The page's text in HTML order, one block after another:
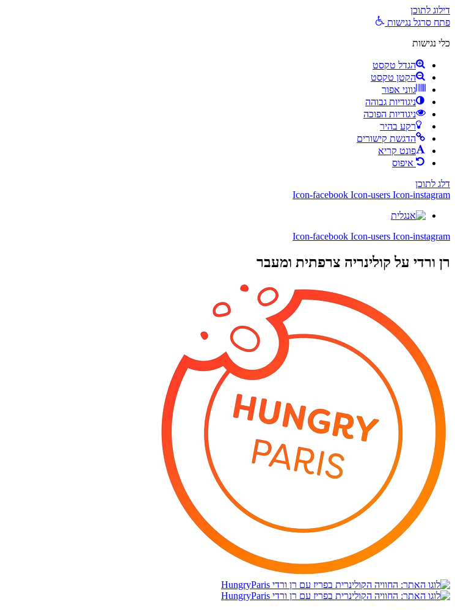
דילוג לתוכן
פתח סרגל נגישות
כלי נגישות
הגדל טקסט
הקטן טקסט
גווני אפור
ניגודיות גבוהה
ניגודיות הפוכה
רקע בהיר
הדגשת קישורים
פונט קריא
איפוס
דלג לתוכן
Icon-facebook Icon-users Icon-instagram
Icon-facebook Icon-users Icon-instagram
רן ורדי על קולינריה צרפתית ומעבר